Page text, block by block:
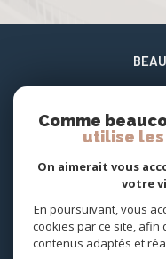
658 enclos
Comme
utilise
On aimerait vous
votre
En poursuivant, vous
cookies par ce site, afin
contenus adaptés et